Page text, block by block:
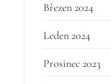
Březen 2024
Leden 2024
Prosinec 2023